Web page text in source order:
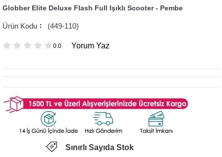
Globber Elite Deluxe Flash Full Işıklı Scooter - Pembe
(449-110)
0.0 Yorum Yaz
Sınırlı Sayıda Stok